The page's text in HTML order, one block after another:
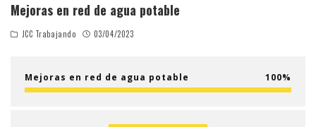
Mejoras en red de agua potable
JCC Trabajando 03/04/2023
Mejoras en red de agua potable 100